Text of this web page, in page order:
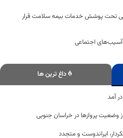
تحت پوشش خدمات بیمه سلامت قرار
آسیب‌های اجتماعی
داغ ترین ها
آمد
وضعیت پروازها در خراسان جنوبی
ایراندوست و متجدد